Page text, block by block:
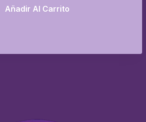
Añadir Al Carrito